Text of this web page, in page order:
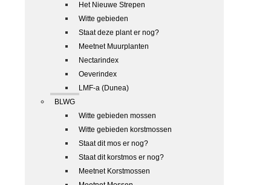
Het Nieuwe Strepen
Witte gebieden
Staat deze plant er nog?
Meetnet Muurplanten
Nectarindex
Oeverindex
LMF-a (Dunea)
BLWG
Witte gebieden mossen
Witte gebieden korstmossen
Staat dit mos er nog?
Staat dit korstmos er nog?
Meetnet Korstmossen